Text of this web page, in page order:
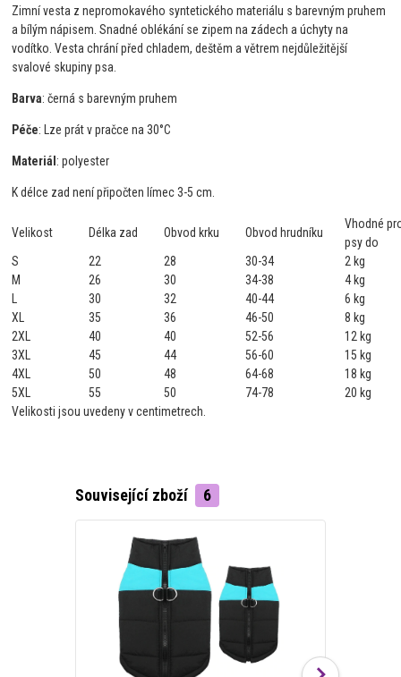
Zimní vesta z nepromokavého syntetického materiálu s barevným pruhem
a bílým nápisem. Snadné oblékání se zipem na zádech a úchyty na
vodítko. Vesta chrání před chladem, deštěm a větrem nejdůležitější
svalové skupiny psa.
Barva: černá s barevným pruhem
Péče: Lze prát v pračce na 30°C
Materiál : polyester
K délce zad není připočten límec 3-5 cm.
Velikost Délka zad Obvod krku Obvod hrudníku
Vhodné
psy do
S
22 28 30-34
2 kg
M
26 30 34-38
4 kg
30 32 40-44
6 kg
XL
35 36 46-50
8 kg
2XL
40 40 52-56
12 kg
3XL
45 44 56-60
15 kg
4XL
50 48 64-68
18 kg
5XL
55 50 74-78
20 kg
Velikosti jsou uvedeny v centimetrech.
Související zboží 6